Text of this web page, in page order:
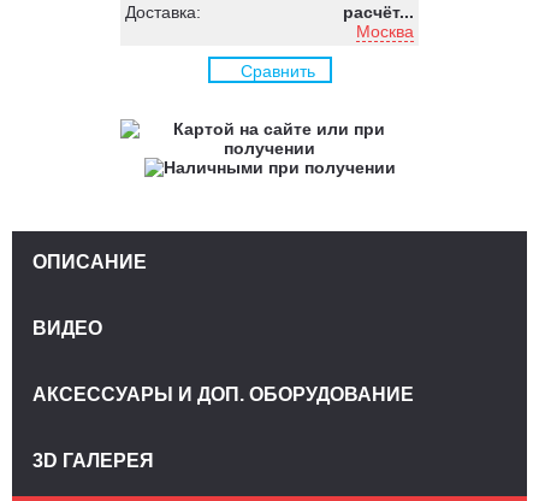
Доставка:
расчёт...
Москва
Сравнить
ОПИСАНИЕ
ВИДЕО
АКСЕССУАРЫ И ДОП. ОБОРУДОВАНИЕ
3D ГАЛЕРЕЯ